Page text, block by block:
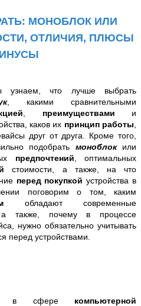
МОНОБЛОК ИЛИ
ОТЛИЧИЯ, ПЛЮСЫ
узнаем, что лучше выбрать
, какими сравнительными
преимуществами и
каков их принцип работы
друг от друга.
Кроме того,
подобрать моноблок или
предпочтений , оптимальных
стоимости , а также, на что
перед покупкой устройства в
поговорим о том, каким
обладают современные
также, почему в процессе
нужно обязательно учитывать
перед устройствами
в сфере компьютерной